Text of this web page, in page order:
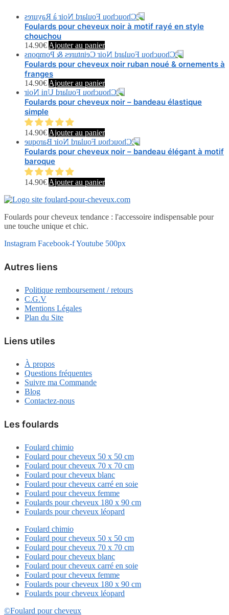
Foulards pour cheveux noir à motif rayé en style
chouchou
14.90€ Ajouter au panier
Foulards pour cheveux noir ruban noué & ornements à
franges
14.90€ Ajouter au panier
Foulards pour cheveux noir – bandeau élastique
simple
14.90€ Ajouter au panier
Foulards pour cheveux noir – bandeau élégant à motif
baroque
14.90€ Ajouter au panier
Foulards pour cheveux tendance : l'accessoire indispensable pour
une touche unique et chic.
Instagram Facebook-fYoutube 500px
Autres liens
Politique remboursement / retours
C.G.V
Mentions Légales
Plan du Site
Liens utiles
À propos
Questions fréquentes
Suivre ma Commande
Blog
Contactez-nous
Les foulards
Foulard chimio
Foulard pour cheveux 50 x 50 cm
Foulard pour cheveux 70 x 70 cm
Foulard pour cheveux blanc
Foulard pour cheveux carré en soie
Foulard pour cheveux femme
Foulards pour cheveux 180 x 90 cm
Foulards pour cheveux léopard
Foulard chimio
Foulard pour cheveux 50 x 50 cm
Foulard pour cheveux 70 x 70 cm
Foulard pour cheveux blanc
Foulard pour cheveux carré en soie
Foulard pour cheveux femme
Foulards pour cheveux 180 x 90 cm
Foulards pour cheveux léopard
©Foulard pour cheveux